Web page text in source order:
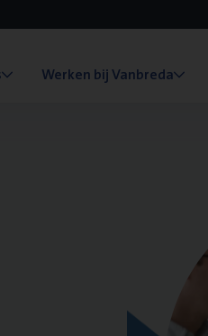
Werken bij Vanbreda